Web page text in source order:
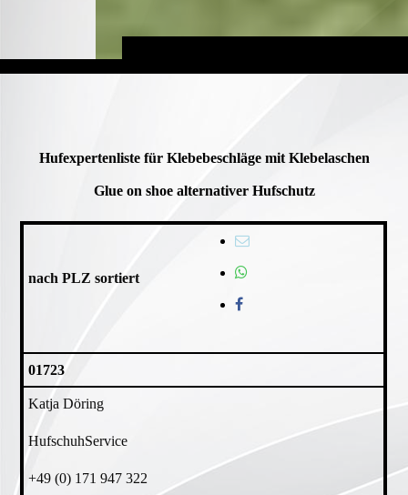
Hufexpertenliste für Klebebeschläge mit Klebelaschen
Glue on shoe alternativer Hufschutz
nach PLZ sortiert
01723
Katja Döring
HufschuhService
+49 (0) 171 947 322